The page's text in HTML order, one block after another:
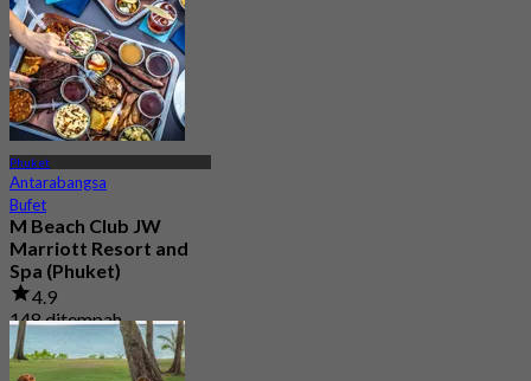
Phuket
Antarabangsa
Bufet
M Beach Club JW
Marriott Resort and
Spa (Phuket)
4.9
148 ditempah
Dari฿ 795